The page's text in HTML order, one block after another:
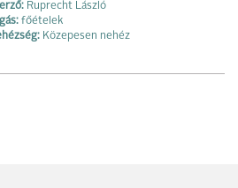
Ruprecht László
főételek
Közepesen nehéz